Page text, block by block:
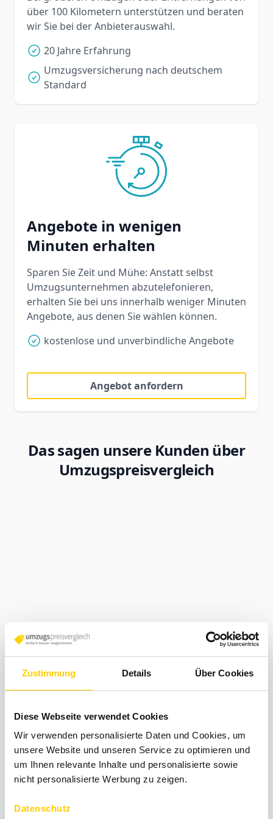
Zustimmung Details Über Cookies
Diese Webseite verwendet Cookies
Wir verwenden personalisierte Daten und Cookies, um
unsere Website und unseren Service zu optimieren und
um Ihnen relevante Inhalte und personalisierte sowie
nicht personalisierte Werbung zu zeigen.
Datenschutz
über 100 Kilometern unterstützen und beraten
wir Sie bei der Anbieterauswahl.
20 Jahre Erfahrung
Umzugsversicherung nach deutschem
Standard
Angebote in wenigen
Minuten erhalten
Sparen Sie Zeit und Mühe: Anstatt selbst
Umzugsunternehmen abzutelefonieren,
erhalten Sie bei uns innerhalb weniger Minuten
Angebote, aus denen Sie wählen können.
kostenlose und unverbindliche Angebote
Angebot anfordern
Das sagen unsere Kunden über
Umzugspreisvergleich
Auswandern nach Amerika
Good-bye Germany, welcome America! Das sagen
sich viele Deutsche, die in ein anderes Land
auswandern möchten. Kanada, die USA, aber auch
Brasilien als südamerikanischer Staat gehören zu
Möchten Sie auch nach Amerika auswandern? Dann